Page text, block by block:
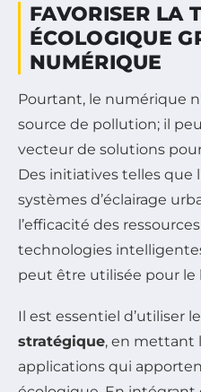
FAVORISER LA
ÉCOLOGIQUE
NUMÉRIQUE
Pourtant, le numérique
source de pollution; il
vecteur de solutions
Des initiatives telles que
systèmes d’éclairage
l’efficacité des
technologies
peut être utilisée pour le
Il est essentiel d’utiliser
stratégique, en mettant
applications qui